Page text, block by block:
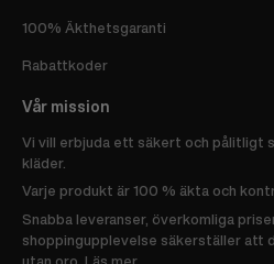
100% Äkthetsgaranti
Rabattkoder
Vår mission
Vi vill erbjuda ett säkert och pålitligt
kläder.
Varje produkt är 100 % äkta och
Snabba leveranser, överkomliga
shoppingupplevelse säkerställer att
utan oro. Läs mer